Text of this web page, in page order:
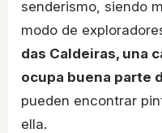
senderismo, siendo
modo de
das Caldeiras, una
ocupa buena parte
pueden encontrar
ella.